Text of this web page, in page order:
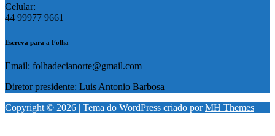
Celular:
44 99977 9661
Escreva para a Folha
Email: folhadecianorte@gmail.com
Diretor presidente: Luis Antonio Barbosa
Copyright © 2026 | Tema do WordPress criado porMH Themes